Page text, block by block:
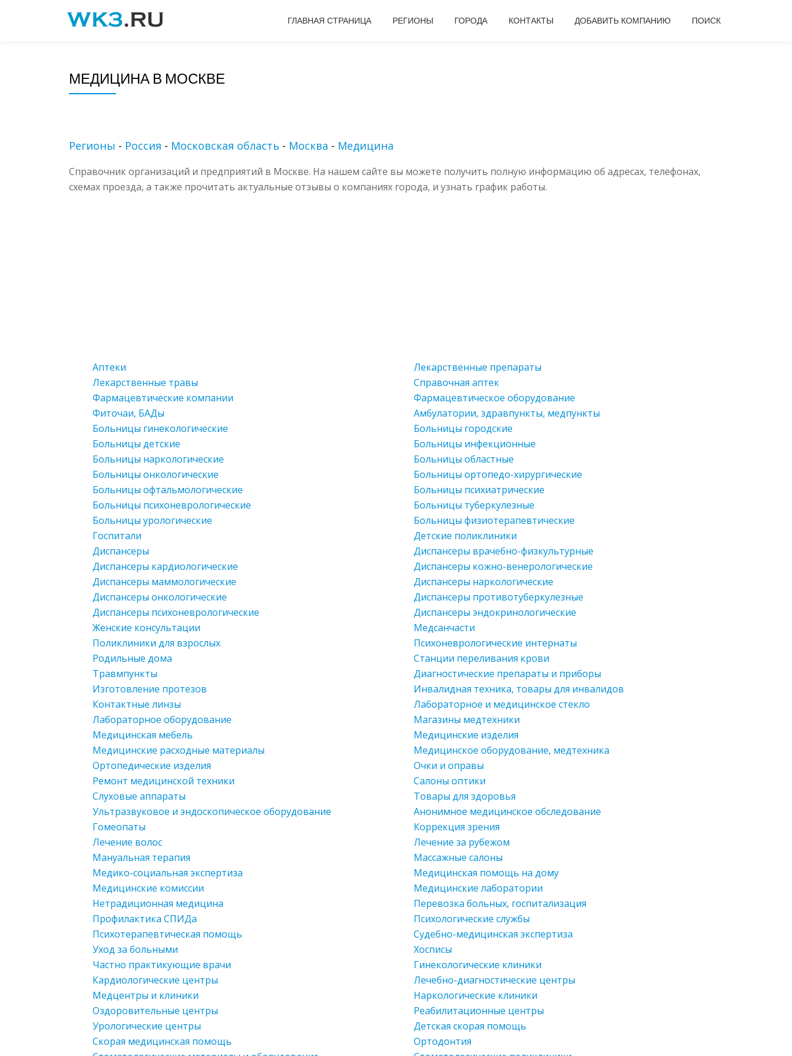
ГЛАВНАЯ СТРАНИЦА РЕГИОНЫ ГОРОДА КОНТАКТЫ ДОБАВИТЬ КОМПАНИЮ ПОИСК
МЕДИЦИНА В МОСКВЕ
Регионы - Россия - Московская область - Москва - Медицина
Справочник организаций и предприятий в Москве. На нашем сайте вы можете получить полную информацию об адресах, телефонах,
схемах проезда, а также прочитать актуальные отзывы о компаниях города, и узнать график работы.
Аптеки
Лекарственные препараты
Лекарственные травы
Справочная аптек
Фармацевтические компании
Фармацевтическое оборудование
Фиточаи, БАДы
Амбулатории, здравпункты, медпункты
Больницы гинекологические
Больницы городские
Больницы детские
Больницы инфекционные
Больницы наркологические
Больницы областные
Больницы онкологические
Больницы ортопедо-хирургические
Больницы офтальмологические
Больницы психиатрические
Больницы психоневрологические
Больницы туберкулезные
Больницы урологические
Больницы физиотерапевтические
Госпитали
Детские поликлиники
Диспансеры
Диспансеры врачебно-физкультурные
Диспансеры кардиологические
Диспансеры кожно-венерологические
Диспансеры маммологические
Диспансеры наркологические
Диспансеры онкологические
Диспансеры противотуберкулезные
Диспансеры психоневрологические
Диспансеры эндокринологические
Женские консультации
Медсанчасти
Поликлиники для взрослых
Психоневрологические интернаты
Родильные дома
Станции переливания крови
Травмпункты
Диагностические препараты и приборы
Изготовление протезов
Инвалидная техника, товары для инвалидов
Контактные линзы
Лабораторное и медицинское стекло
Лабораторное оборудование
Магазины медтехники
Медицинская мебель
Медицинские изделия
Медицинские расходные материалы
Медицинское оборудование, медтехника
Ортопедические изделия
Очки и оправы
Ремонт медицинской техники
Салоны оптики
Слуховые аппараты
Товары для здоровья
Ультразвуковое и эндоскопическое оборудование
Анонимное медицинское обследование
Гомеопаты
Коррекция зрения
Лечение волос
Лечение за рубежом
Мануальная терапия
Массажные салоны
Медико-социальная экспертиза
Медицинская помощь на дому
Медицинские комиссии
Медицинские лаборатории
Нетрадиционная медицина
Перевозка больных, госпитализация
Профилактика СПИДа
Психологические службы
Психотерапевтическая помощь
Судебно-медицинская экспертиза
Уход за больными
Хосписы
Частно практикующие врачи
Гинекологические клиники
Кардиологические центры
Лечебно-диагностические центры
Медцентры и клиники
Наркологические клиники
Оздоровительные центры
Реабилитационные центры
Урологические центры
Детская скорая помощь
Скорая медицинская помощь
Ортодонтия